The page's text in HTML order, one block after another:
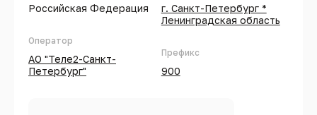
Российская Федерация
Оператор
АО "Теле2-Санкт-
Петербург"
г. Санкт-Петербург *
Ленинградская область
Префикс
900